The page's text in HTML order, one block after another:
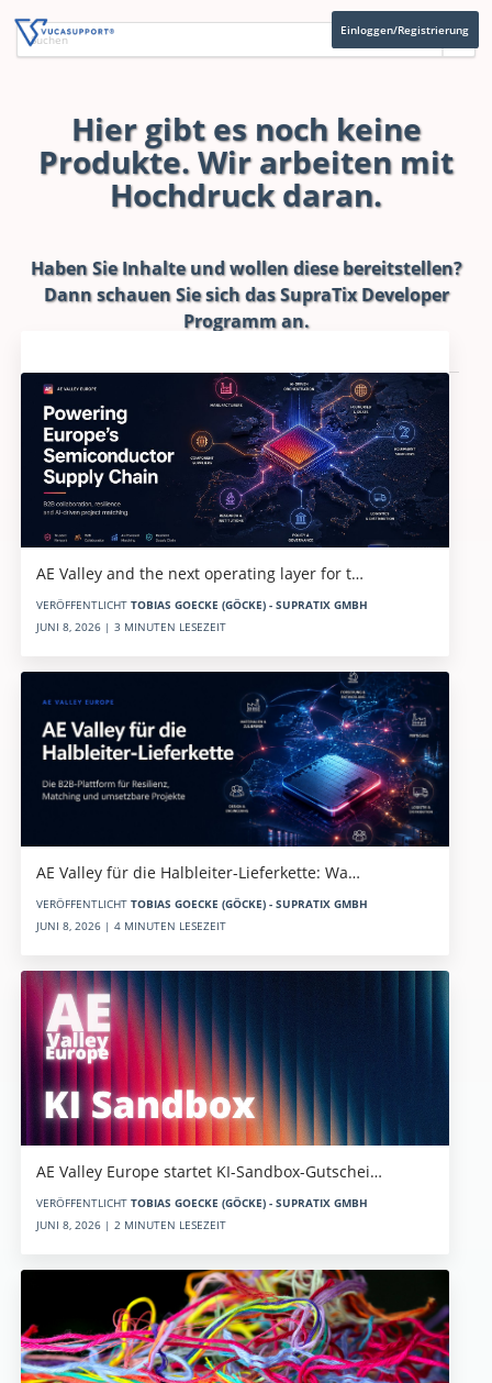
Einloggen/Registrierung
Hier gibt es noch keine
Produkte. Wir arbeiten mit
Hochdruck daran.
Haben Sie Inhalte und wollen diese bereitstellen?
Dann schauen Sie sich dasSupraTix Developer
Programman.
AE Valley and the next operating layer for t…
VERÖFFENTLICHT TOBIAS GOECKE (GÖCKE) - SUPRATIX GMBH
JUNI 8, 2026 | 3 MINUTEN LESEZEIT
AE Valley für die Halbleiter-Lieferkette: Wa…
VERÖFFENTLICHT TOBIAS GOECKE (GÖCKE) - SUPRATIX GMBH
JUNI 8, 2026 | 4 MINUTEN LESEZEIT
AE Valley Europe startet KI-Sandbox-Gutschei…
VERÖFFENTLICHT TOBIAS GOECKE (GÖCKE) - SUPRATIX GMBH
JUNI 8, 2026 | 2 MINUTEN LESEZEIT